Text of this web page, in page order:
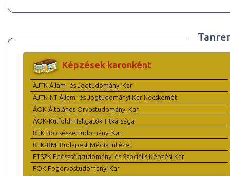
Képzések karonként
ÁJTK Állam- és Jogtudományi Kar
ÁJTK-KT Állam- és Jogtudományi Kar Kecskemét
ÁOK Általános Orvostudományi Kar
ÁOK-Külföldi Hallgatók Titkársága
BTK Bölcsészettudományi Kar
BTK-BMI Budapest Média Intézet
ETSZK Egészségtudományi és Szociális Képzési Kar
FOK Fogorvostudományi Kar